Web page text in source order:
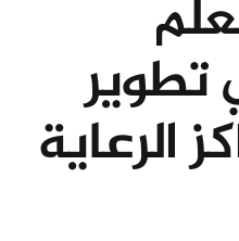
تطوير
الرعاية